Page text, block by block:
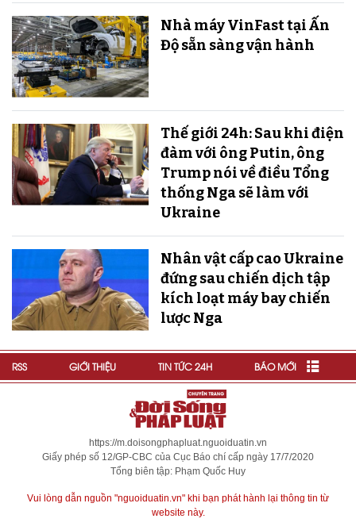
Nhà máy VinFast tại Ấn
Độ sẵn sàng v​​​​​​​ận hành
Thế giới 24h: Sau khi điện
đàm với ông Putin, ông
Trump nói về điều Tổng
thống Nga sẽ làm với
Ukraine
Nhân vật cấp cao Ukraine
đứng sau chiến dịch tập
kích loạt máy bay chiến
lược Nga
RSS GIỚI THIỆU TIN TỨC 24H BÁO MỚI
https://m.doisongphapluat.nguoiduatin.vn
Giấy phép số 12/GP-CBC của Cục Báo chí cấp ngày 17/7/2020
Tổng biên tập: Phạm Quốc Huy
Vui lòng dẫn nguồn "nguoiduatin.vn" khi bạn phát hành lại thông tin từ
website này.